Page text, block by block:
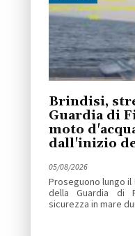
Brindisi,
Guardia di
moto
dall'inizio
05/08/2026
Proseguono lungo
della Guardia di
sicurezza in mare